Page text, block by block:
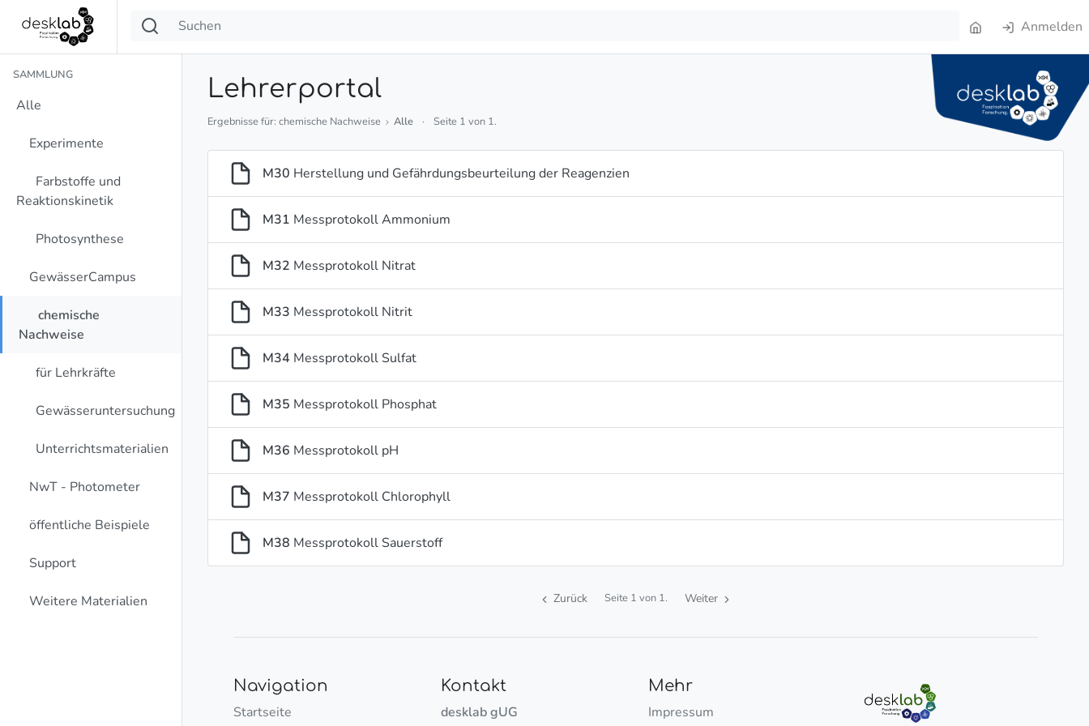
Anmelden
SAMMLUNG
Alle
Experimente
Farbstoffe und
Reaktionskinetik
Photosynthese
GewässerCampus
chemische
Nachweise
für Lehrkräfte
Gewässeruntersuchung
Unterrichtsmaterialien
NwT - Photometer
öffentliche Beispiele
Support
Weitere Materialien
Lehrerportal
Ergebnisse für: chemische Nachweise Alle · Seite 1 von 1.
M30 Herstellung und Gefährdungsbeurteilung der Reagenzien
M31 Messprotokoll Ammonium
M32 Messprotokoll Nitrat
M33 Messprotokoll Nitrit
M34 Messprotokoll Sulfat
M35 Messprotokoll Phosphat
M36 Messprotokoll pH
M37 Messprotokoll Chlorophyll
M38 Messprotokoll Sauerstoff
Zurück Seite 1 von 1. Weiter
Navigation
Startseite
Kontakt
desklab gUG
Mehr
Impressum